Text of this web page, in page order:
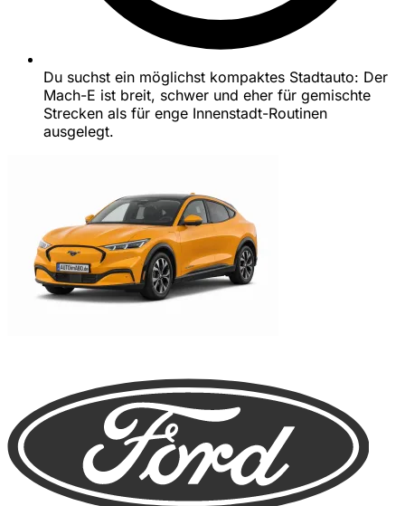
Du suchst ein möglichst kompaktes Stadtauto: Der
Mach-E ist breit, schwer und eher für gemischte
Strecken als für enge Innenstadt-Routinen
ausgelegt.